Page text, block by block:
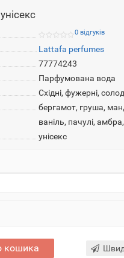
0 відгуків
Lattafa perfumes
77774243
Парфумована вода
Східні, фужерні,
бергамот, груша,
ваніль, пачулі,
унісекс
кошика